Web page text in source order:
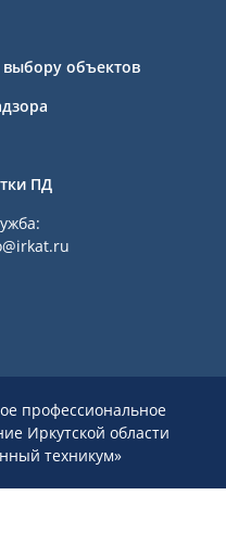
выбору объектов
ПД
профессиональное
Иркутской области
техникум»